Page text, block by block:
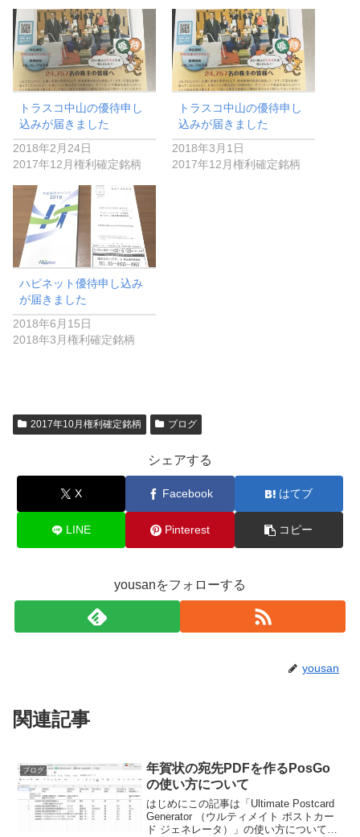
トラスコ中山の優待申し
込みが届きました
2018年2月24日
2017年12月権利確定銘柄
トラスコ中山の優待申し
込みが届きました
2018年3月1日
2017年12月権利確定銘柄
ハピネット優待申し込み
が届きました
2018年6月15日
2018年3月権利確定銘柄
2017年10月権利確定銘柄 ブログ
シェアする
X Facebook はてブ
LINE Pinterest コピー
yousanをフォローする
yousan
関連記事
ブログ
年賀状の宛先PDFを作るPosGo
の使い方について
はじめにこの記事は「Ultimate Postcard
Generator （ウルティメイト ポストカー
ド ジェネレータ）」の使い方についての